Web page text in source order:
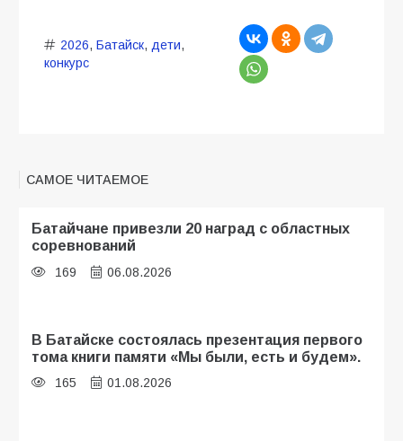
2026, Батайск, дети,
конкурс
САМОЕ ЧИТАЕМОЕ
Батайчане привезли 20 наград с областных
соревнований
169 06.08.2026
В Батайске состоялась презентация первого
тома книги памяти «Мы были, есть и будем».
165 01.08.2026